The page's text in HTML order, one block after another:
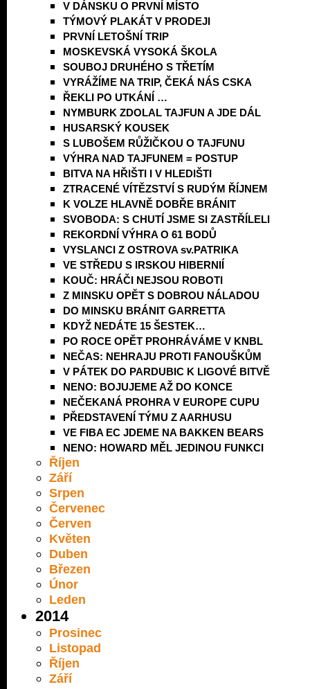
V DÁNSKU O PRVNÍ MÍSTO
TÝMOVÝ PLAKÁT V PRODEJI
PRVNÍ LETOŠNÍ TRIP
MOSKEVSKÁ VYSOKÁ ŠKOLA
SOUBOJ DRUHÉHO S TŘETÍM
VYRÁŽÍME NA TRIP, ČEKÁ NÁS CSKA
ŘEKLI PO UTKÁNÍ …
NYMBURK ZDOLAL TAJFUN A JDE DÁL
HUSARSKÝ KOUSEK
S LUBOŠEM RŮŽIČKOU O TAJFUNU
VÝHRA NAD TAJFUNEM = POSTUP
BITVA NA HŘIŠTI I V HLEDIŠTI
ZTRACENÉ VÍTĚZSTVÍ S RUDÝM ŘÍJNEM
K VOLZE HLAVNĚ DOBŘE BRÁNIT
SVOBODA: S CHUTÍ JSME SI ZASTŘÍLELI
REKORDNÍ VÝHRA O 61 BODŮ
VYSLANCI Z OSTROVA sv.PATRIKA
VE STŘEDU S IRSKOU HIBERNIÍ
KOUČ: HRÁČI NEJSOU ROBOTI
Z MINSKU OPĚT S DOBROU NÁLADOU
DO MINSKU BRÁNIT GARRETTA
KDYŽ NEDÁTE 15 ŠESTEK…
PO ROCE OPĚT PROHRÁVÁME V KNBL
NEČAS: NEHRAJU PROTI FANOUŠKŮM
V PÁTEK DO PARDUBIC K LIGOVÉ BITVĚ
NENO: BOJUJEME AŽ DO KONCE
NEČEKANÁ PROHRA V EUROPE CUPU
PŘEDSTAVENÍ TÝMU Z AARHUSU
VE FIBA EC JDEME NA BAKKEN BEARS
NENO: HOWARD MĚL JEDINOU FUNKCI
Říjen
Září
Srpen
Červenec
Červen
Květen
Duben
Březen
Únor
Leden
2014
Prosinec
Listopad
Říjen
Září